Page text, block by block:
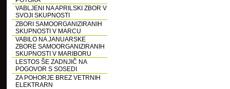
VABLJENI NA APRILSKI ZBOR V
SVOJI SKUPNOSTI
ZBORI SAMOORGANIZIRANIH
SKUPNOSTI V MARCU
VABILO NA JANUARSKE
ZBORE SAMOORGANIZIRANIH
SKUPNOSTI V MARIBORU
LESTOS ŠE ZADNJIČ NA
POGOVOR S SOSEDI
ZA POHORJE BREZ VETRNIH
ELEKTRARN